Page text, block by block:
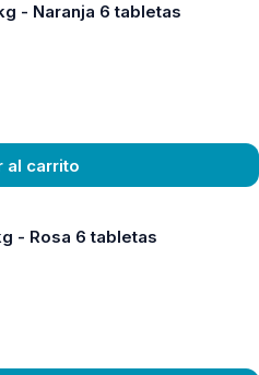
- Naranja 6 tabletas
al carrito
- Rosa 6 tabletas